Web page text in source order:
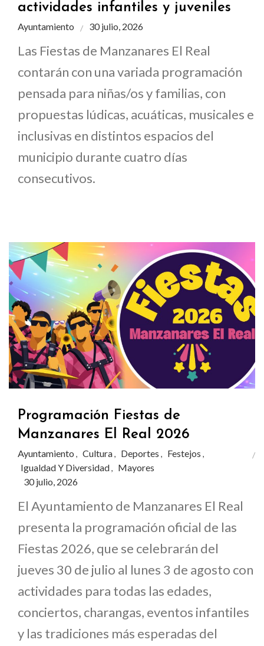
actividades infantiles y juveniles
Ayuntamiento 30 julio, 2026
Las Fiestas de Manzanares El Real
contarán con una variada programación
pensada para niñas/os y familias, con
propuestas lúdicas, acuáticas, musicales e
inclusivas en distintos espacios del
municipio durante cuatro días
consecutivos.
Programación Fiestas de
Manzanares El Real 2026
Ayuntamiento , Cultura, Deportes , Festejos ,
Igualdad Y Diversidad, Mayores
30 julio, 2026
El Ayuntamiento de Manzanares El Real
presenta la programación oficial de las
Fiestas 2026, que se celebrarán del
jueves 30 de julio al lunes 3 de agosto con
actividades para todas las edades,
conciertos, charangas, eventos infantiles
y las tradiciones más esperadas del